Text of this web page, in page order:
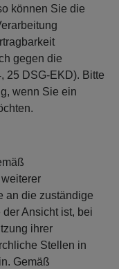
können Sie die
gegen die
25 DSG-EKD). Bitte
wenn Sie ein
an die zuständige
Ansicht ist, bei
ihrer
Stellen in
Gemäß